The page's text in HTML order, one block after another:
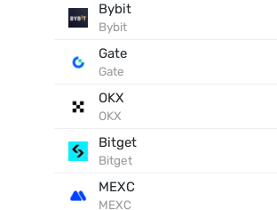
Bybit
Bybit
Gate
Gate
OKX
OKX
Bitget
Bitget
MEXC
MEXC